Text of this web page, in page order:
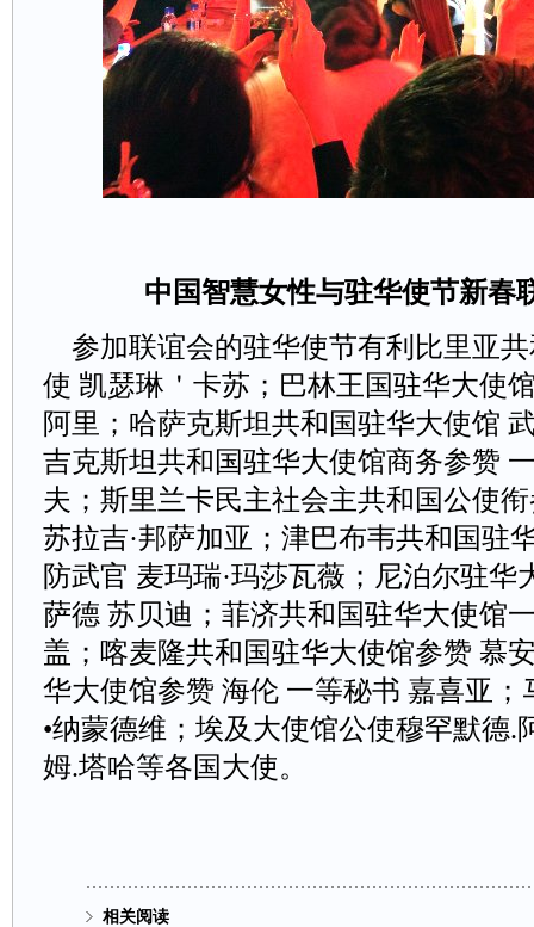
中国智慧女性与驻华使节新春
参加联谊会的驻华使节有利比里亚
使凯瑟琳＇卡苏；巴林王国驻华大使
阿里；哈萨克斯坦共和国驻华大使馆
吉克斯坦共和国驻华大使馆商务参赞
夫；斯里兰卡民主社会主共和国公使
苏拉吉·邦萨加亚；津巴布韦共和国驻
防武官麦玛瑞·玛莎瓦薇；尼泊尔驻
萨德苏贝迪；菲济共和国驻华大使馆
盖；喀麦隆共和国驻华大使馆参赞慕
华大使馆参赞海伦一等秘书嘉喜亚；
•纳蒙德维；埃及大使馆公使穆罕默德.
姆.塔哈等各国大使。
相关阅读